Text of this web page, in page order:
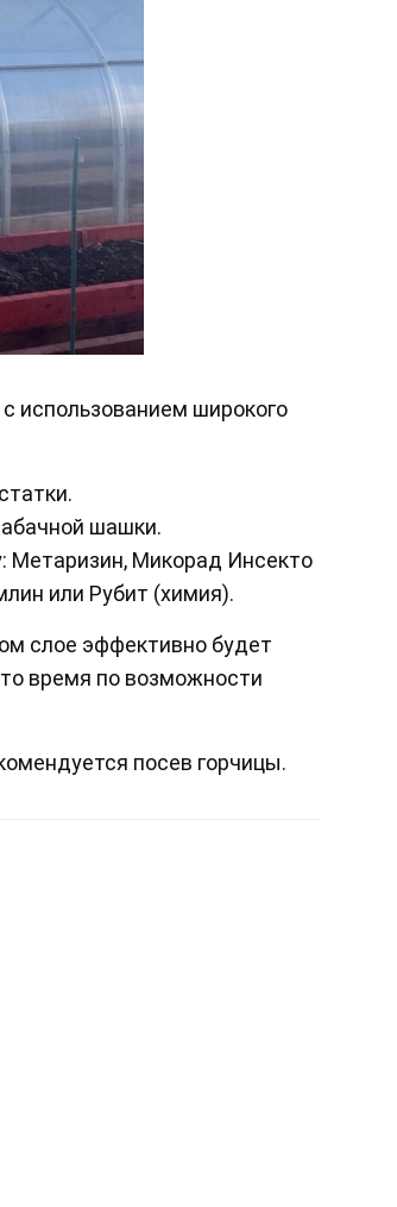
использованием широкого
шашки.
Метаризин, Микорад Инсекто
или Рубит (химия).
слое эффективно будет
время по возможности
посев горчицы.